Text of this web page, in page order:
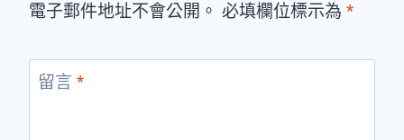
電子郵件地址不會公開。 必填欄位標示為 *
留言 *